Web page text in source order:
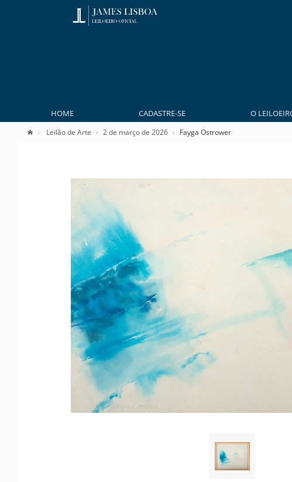
HOME CADASTRE-SE O
Leilão de Arte 2 de março de 2026 Fayga Ostrower